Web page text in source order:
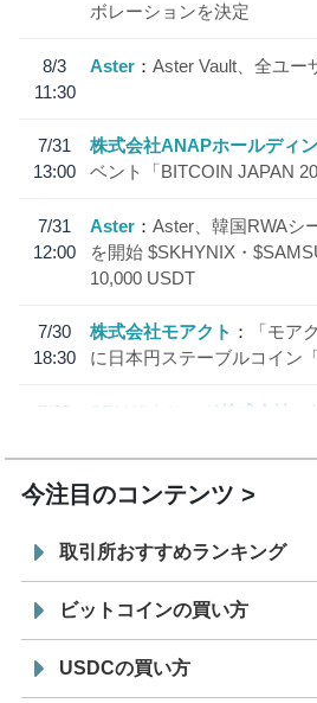
ボレーションを決定
8/3
11:30
Aster Aster Vault、全ユー
7/31
13:00
株式会社ANAPホールディ
ベント「BITCOIN JAPAN
7/31
12:00
Aster
Aster、韓国RWAシ
を開始 $SKHYNIX・
10,000 USDT
7/30
18:30
株式会社モアクト
「モア
に日本円ステーブルコイン
7/29
SBI VCトレード株式会社
今注目のコンテンツ
取引所おすすめランキング
ビットコインの買い方
USDCの買い方